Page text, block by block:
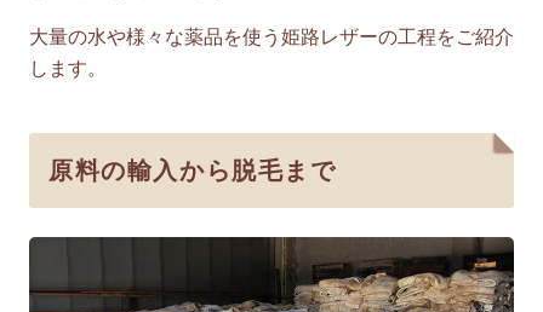
大量の水や様々な薬品を使う姫路レザーの工程をご紹介
します。
原料の輸入から脱毛まで